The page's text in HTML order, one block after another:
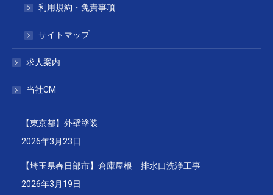
利用規約・免責事項
サイトマップ
求人案内
当社CM
【東京都】外壁塗装
2026年3月23日
【埼玉県春日部市】倉庫屋根 排水口洗浄工事
2026年3月19日